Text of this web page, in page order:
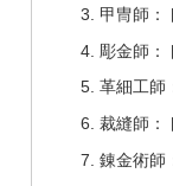
甲冑師：
彫金師：
革細工師
裁縫師：
錬金術師